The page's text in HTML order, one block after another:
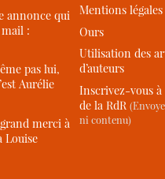
annonce qui
mail :
pas lui,
Aurélie
merci à
Louise
Mentions légales
Ours
Utilisation des
d’auteurs
Inscrivez-vous
de la RdR
ni contenu)